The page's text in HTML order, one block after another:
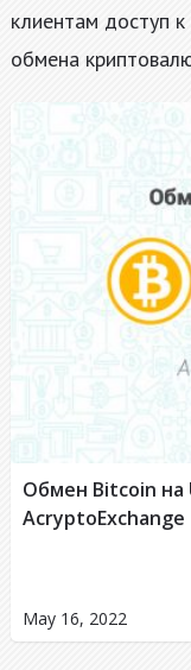
клиентам доступ
обмена
May 16, 2022
Обмен Bitcoin на
AcryptoExchange